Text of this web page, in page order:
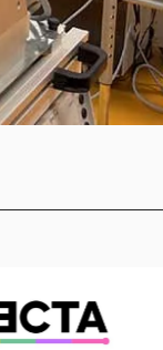
permitetransmitir